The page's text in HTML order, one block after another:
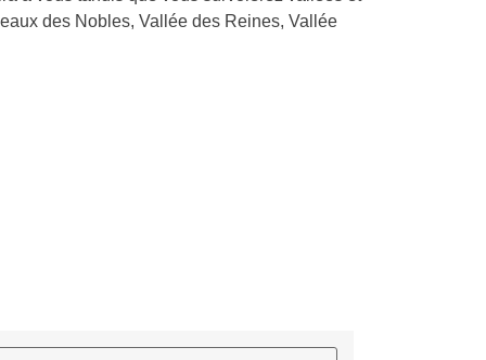
des Nobles, Vallée des Reines, Vallée